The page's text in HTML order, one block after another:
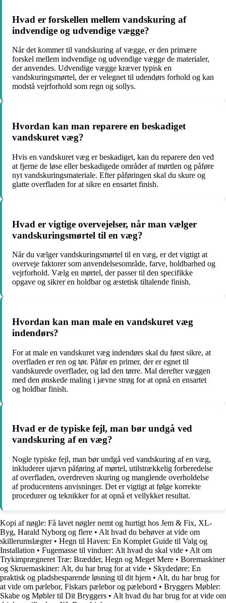
Hvad er forskellen mellem vandskuring af
indvendige og udvendige vægge?
Når det kommer til vandskuring af vægge, er den primære
forskel mellem indvendige og udvendige vægge de materialer,
der anvendes. Udvendige vægge kræver typisk en
vandskuringsmørtel, der er velegnet til udendørs forhold og kan
modstå vejrforhold som regn og sollys.
Hvordan kan man reparere en beskadiget
vandskuret væg?
Hvis en vandskuret væg er beskadiget, kan du reparere den ved
at fjerne de løse eller beskadigede områder af mørtlen og påføre
nyt vandskuringsmateriale. Efter påføringen skal du skure og
glatte overfladen for at sikre en ensartet finish.
Hvad er vigtige overvejelser, når man vælger
vandskuringsmørtel til en væg?
Når du vælger vandskuringsmørtel til en væg, er det vigtigt at
overveje faktorer som anvendelsesområde, farve, holdbarhed og
vejrforhold. Vælg en mørtel, der passer til den specifikke
opgave og sikrer en holdbar og æstetisk tiltalende finish.
Hvordan kan man male en vandskuret væg
indendørs?
For at male en vandskuret væg indendørs skal du først sikre, at
overfladen er ren og tør. Påfør en primer, der er egnet til
vandskurede overflader, og lad den tørre. Mal derefter væggen
med den ønskede maling i jævne strøg for at opnå en ensartet
og holdbar finish.
Hvad er de typiske fejl, man bør undgå ved
vandskuring af en væg?
Nogle typiske fejl, man bør undgå ved vandskuring af en væg,
inkluderer ujævn påføring af mørtel, utilstrækkelig forberedelse
af overfladen, overdreven skuring og manglende overholdelse
af producentens anvisninger. Det er vigtigt at følge korrekte
procedurer og teknikker for at opnå et vellykket resultat.
Kopi af nøgle: Få lavet nøgler nemt og hurtigt hos Jem & Fix, XL-
Byg, Harald Nyborg og flere • Alt hvad du behøver at vide om
skillerumslægter• Hegn til Haven: En Komplet Guide til Valg og
Installation • Fugemasse til vinduer: Alt hvad du skal vide • Alt om
Trykimprægneret Træ: Brædder, Hegn og Meget Mere • Boremaskiner
og Skruemaskiner: Alt, du har brug for at vide • Skydedøre: En
praktisk og pladsbesparende løsning til dit hjem • Alt, du har brug for
at vide om pælebor, Fiskars pælebor og pælebord • Bryggers Møbler:
Skabe og Møbler til Dit Bryggers • Alt hvad du har brug for at vide om